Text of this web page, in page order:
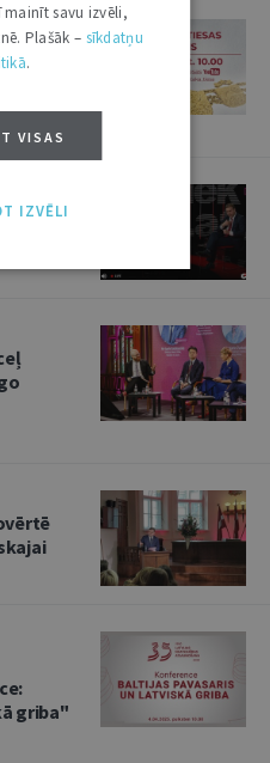
griba"
savu izvēli,
Plašāk – sīkdatņu
.
VISAS
IZVĒLI